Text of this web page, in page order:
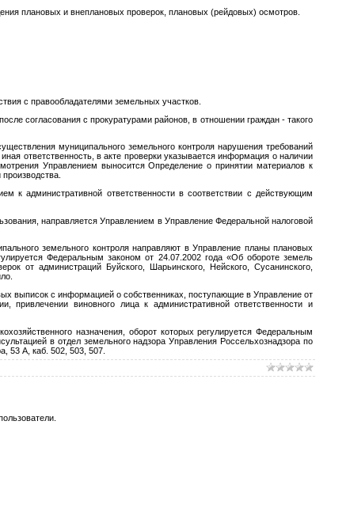
плановых и внеплановых проверок, плановых (рейдовых) осмотров.
с правообладателями земельных участков.
согласования с прокуратурами районов, в отношении граждан - такого
муниципального земельного контроля нарушения требований
ответственность, в акте проверки указывается информация о наличии
Управлением выносится Определение о принятии материалов к
административной ответственности в соответствии с действующим
направляется Управлением в Управление Федеральной налоговой
земельного контроля направляют в Управление планы плановых
Федеральным законом от 24.07.2002 года «Об обороте земель
от администраций Буйского, Шарьинского, Нейского, Сусанинского,
выписок с информацией о собственниках, поступающие в Управление от
виновного лица к административной ответственности и
назначения, оборот которых регулируется Федеральным
в отдел земельного надзора Управления Россельхознадзора по
53 А, каб. 502, 503, 507.